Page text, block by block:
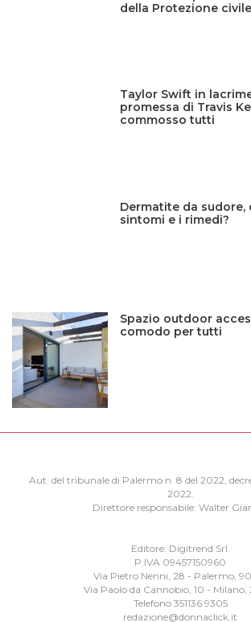
della Protezione
Taylor Swift in
promessa di Travis
commosso tutti
Dermatite da sudore,
sintomi e i rimedi?
Spazio outdoor
comodo per tutti
Aut. del tribunale di Palermo n. 8 del 2022,
2022.
Direttore responsabile: Walter
Editore: Digitrend Srl.
P.IVA 09457150960
Via Pietro Nenni, 28 - Palermo,
Via Paolo da Cannobio, 10 - Milano,
Telefono 351136 9305
redazione@donnaclick.it